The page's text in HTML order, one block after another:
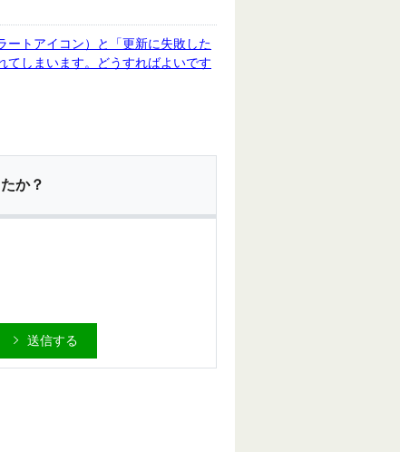
ートアイコン）と「更新に失敗した
てしまいます。どうすればよいです
か？
送信する